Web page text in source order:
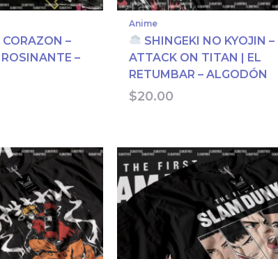
CORAZON –
–
Anime
SHINGEKI NO KYOJIN –
ATTACK ON TITAN | EL
RETUMBAR – ALGODÓN
$20.00